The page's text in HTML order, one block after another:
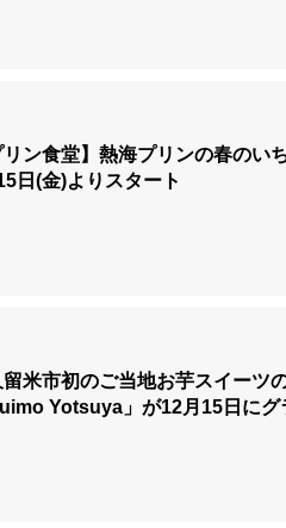
ン食堂】熱海プリンの春のい
日(金)よりスタート
米市初のご当地お芋スイーツ
Yotsuya」が12月15日にグ